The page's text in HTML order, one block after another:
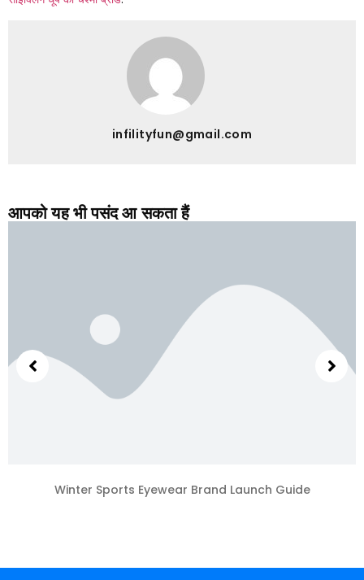
infilityfun@gmail.com
आपको यह भी पसंद आ सकता हैं
Winter Sports Eyewear Brand Launch Guide